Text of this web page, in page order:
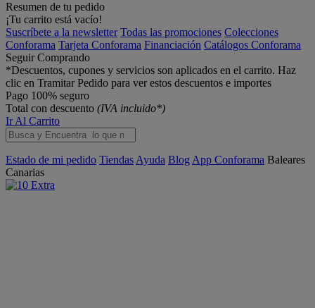
Resumen de tu pedido
¡Tu carrito está vacío!
Suscríbete a la newsletter Todas las promociones Colecciones
Conforama Tarjeta Conforama Financiación Catálogos Conforama
Seguir Comprando
*Descuentos, cupones y servicios son aplicados en el carrito. Haz
clic en Tramitar Pedido para ver estos descuentos e importes
Pago 100% seguro
Total con descuento (IVA incluido*)
Ir Al Carrito
Estado de mi pedido Tiendas Ayuda Blog App Conforama Baleares
Canarias